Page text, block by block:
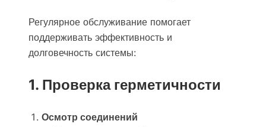
Регулярное обслуживание помогает
поддерживать эффективность и
долговечность системы:
1. Проверка герметичности
Осмотр соединений